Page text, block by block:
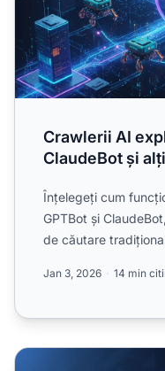
Crawlerii AI
ClaudeBot și
Înțelegeți cum
GPTBot și
de căutare
Jan 3, 2026 14 min
Card de Referință AI